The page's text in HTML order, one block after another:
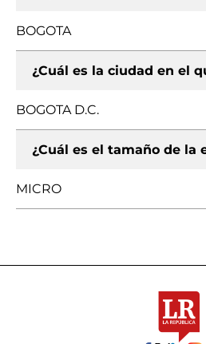
BOGOTA
¿Cuál es la ciudad en el
BOGOTA D.C.
¿Cuál es el tamaño de la
MICRO